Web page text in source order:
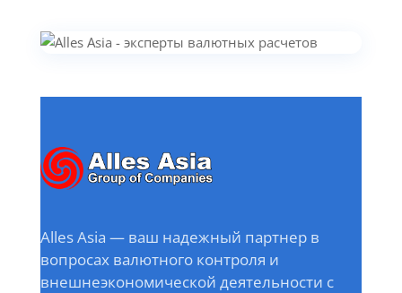
Alles Asia — ваш надежный партнер в
вопросах валютного контроля и
внешнеэкономической деятельности с